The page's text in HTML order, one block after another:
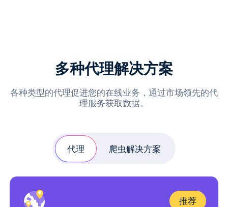
多种代理解决方案
各种类型的代理促进您的在线业务，通过市场领先的代
理服务获取数据。
代理 爬虫解决方案
推荐